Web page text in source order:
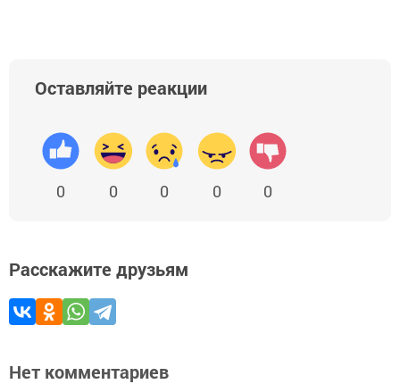
Оставляйте реакции
0 0 0 0 0
Расскажите друзьям
Нет комментариев